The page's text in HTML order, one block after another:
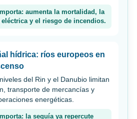
aumenta la mortalidad, la
eléctrica y el riesgo de incendios.
hídrica: ríos europeos en
del Rin y el Danubio limitan
transporte de mercancías y
energéticas.
la sequía ya repercute